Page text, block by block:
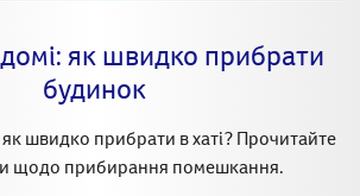
як швидко прибрати
будинок
як швидко прибрати в хаті? Прочитайте
щодо прибирання помешкання.